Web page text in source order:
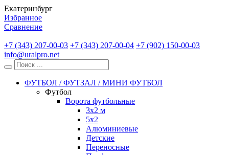
Екатеринбург
Избранное
Сравнение
+7 (343) 207-00-03 +7 (343) 207-00-04 +7 (902) 150-00-03
info@uralpro.net
ФУТБОЛ / ФУТЗАЛ / МИНИ ФУТБОЛ
Футбол
Ворота футбольные
3х2 м
5х2
Алюминиевые
Детские
Переносные